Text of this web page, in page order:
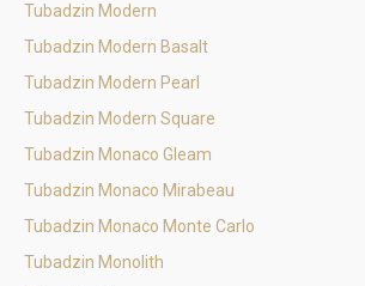
Tubadzin Modern
Tubadzin Modern Basalt
Tubadzin Modern Pearl
Tubadzin Modern Square
Tubadzin Monaco Gleam
Tubadzin Monaco Mirabeau
Tubadzin Monaco Monte Carlo
Tubadzin Monolith